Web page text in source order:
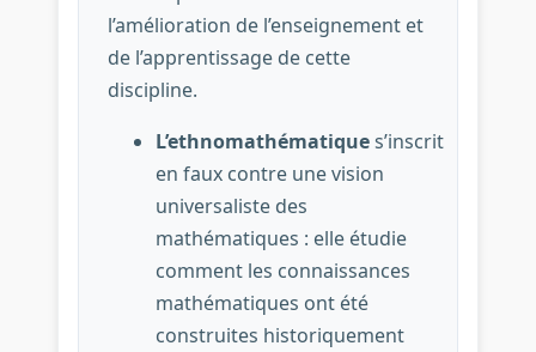
l’amélioration de l’enseignement et
de l’apprentissage de cette
discipline.
L’ethnomathématiques’inscrit
en faux contre une vision
universaliste des
mathématiques : elle étudie
comment les connaissances
mathématiques ont été
construites historiquement